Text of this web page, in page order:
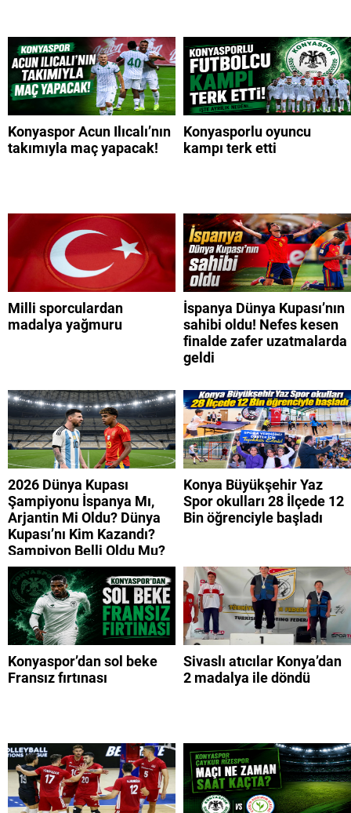
Konyaspor Acun Ilıcalı’nın
takımıyla maç yapacak!
Konyasporlu oyuncu
kampı terk etti
Milli sporculardan
madalya yağmuru
İspanya Dünya Kupası’nın
sahibi oldu! Nefes kesen
finalde zafer uzatmalarda
geldi
2026 Dünya Kupası
Şampiyonu İspanya Mı,
Arjantin Mi Oldu? Dünya
Kupası’nı Kim Kazandı?
Şampiyon Belli Oldu Mu?
Konya Büyükşehir Yaz
Spor okulları 28 İlçede 12
Bin öğrenciyle başladı
Konyaspor’dan sol beke
Fransız fırtınası
Sivaslı atıcılar Konya’dan
2 madalya ile döndü